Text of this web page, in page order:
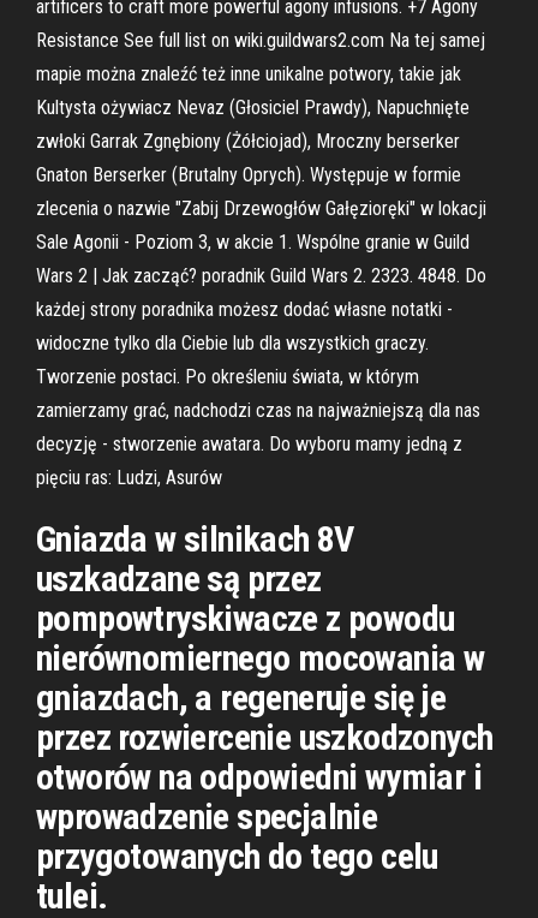
artificers to craft more powerful agony infusions. +7 Agony
Resistance See full list on wiki.guildwars2.com Na tej samej
mapie można znaleźć też inne unikalne potwory, takie jak
Kultysta ożywiacz Nevaz (Głosiciel Prawdy), Napuchnięte
zwłoki Garrak Zgnębiony (Żółciojad), Mroczny berserker
Gnaton Berserker (Brutalny Oprych). Występuje w formie
zlecenia o nazwie "Zabij Drzewogłów Gałęzioręki" w lokacji
Sale Agonii - Poziom 3, w akcie 1. Wspólne granie w Guild
Wars 2 | Jak zacząć? poradnik Guild Wars 2. 2323. 4848. Do
każdej strony poradnika możesz dodać własne notatki -
widoczne tylko dla Ciebie lub dla wszystkich graczy.
Tworzenie postaci. Po określeniu świata, w którym
zamierzamy grać, nadchodzi czas na najważniejszą dla nas
decyzję - stworzenie awatara. Do wyboru mamy jedną z
pięciu ras: Ludzi, Asurów
Gniazda w silnikach 8V
uszkadzane są przez
pompowtryskiwacze z powodu
nierównomiernego mocowania w
gniazdach, a regeneruje się je
przez rozwiercenie uszkodzonych
otworów na odpowiedni wymiar i
wprowadzenie specjalnie
przygotowanych do tego celu
tulei.